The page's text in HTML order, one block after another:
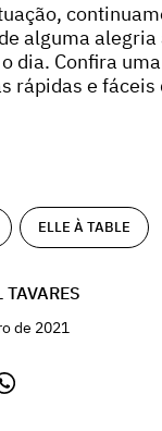
alguma
dia. Confira
rápidas e fáceis
ELLE À TABLE
de 2021